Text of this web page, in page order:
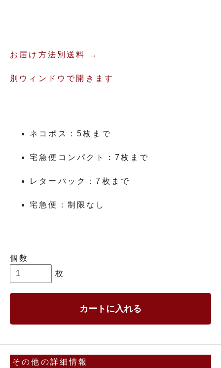
お届け方法別送料 →
別ウィンドウで開きます
ネコポス：5枚まで
宅急便コンパクト：7枚まで
レターパック：7枚まで
宅急便：制限なし
個数
枚
カートに入れる
その他の詳細情報